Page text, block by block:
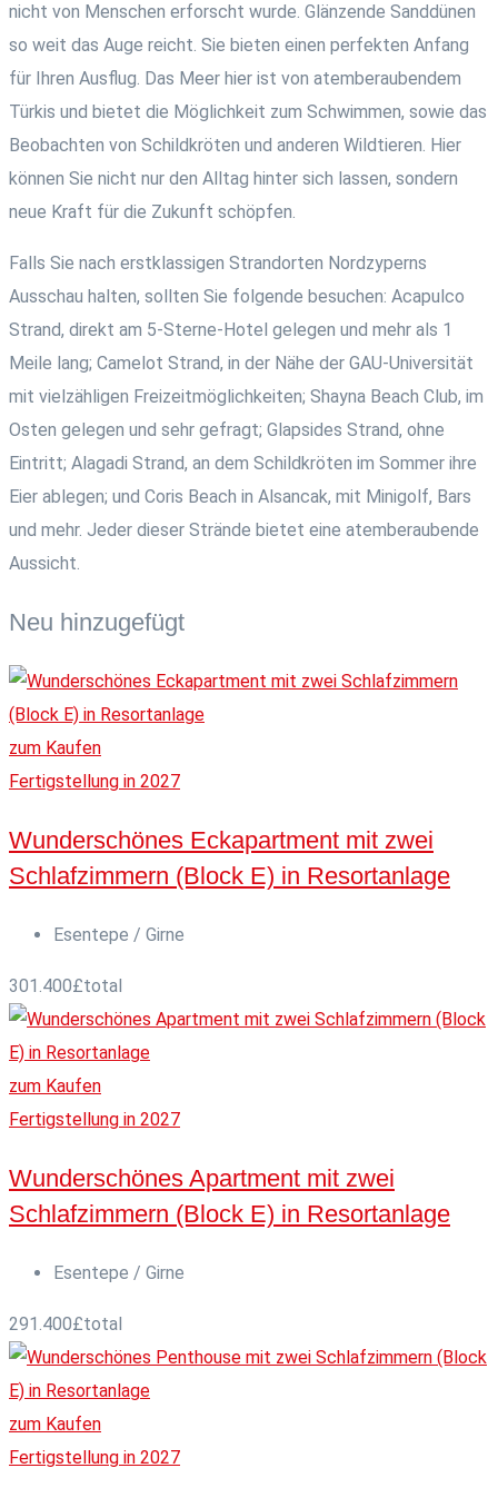
nicht von Menschen erforscht wurde. Glänzende Sanddünen
so weit das Auge reicht. Sie bieten einen perfekten Anfang
für Ihren Ausflug. Das Meer hier ist von atemberaubendem
Türkis und bietet die Möglichkeit zum Schwimmen, sowie das
Beobachten von Schildkröten und anderen Wildtieren. Hier
können Sie nicht nur den Alltag hinter sich lassen, sondern
neue Kraft für die Zukunft schöpfen.
Falls Sie nach erstklassigen Strandorten Nordzyperns
Ausschau halten, sollten Sie folgende besuchen: Acapulco
Strand, direkt am 5-Sterne-Hotel gelegen und mehr als 1
Meile lang; Camelot Strand, in der Nähe der GAU-Universität
mit vielzähligen Freizeitmöglichkeiten; Shayna Beach Club, im
Osten gelegen und sehr gefragt; Glapsides Strand, ohne
Eintritt; Alagadi Strand, an dem Schildkröten im Sommer ihre
Eier ablegen; und Coris Beach in Alsancak, mit Minigolf, Bars
und mehr. Jeder dieser Strände bietet eine atemberaubende
Aussicht.
Neu hinzugefügt
zum Kaufen
Fertigstellung in 2027
Wunderschönes Eckapartment mit zwei
Schlafzimmern (Block E) in Resortanlage
Esentepe / Girne
301.400£total
zum Kaufen
Fertigstellung in 2027
Wunderschönes Apartment mit zwei
Schlafzimmern (Block E) in Resortanlage
Esentepe / Girne
291.400£total
zum Kaufen
Fertigstellung in 2027